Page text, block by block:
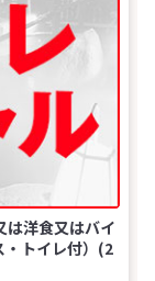
洋食又はバイ
トイレ付）(2